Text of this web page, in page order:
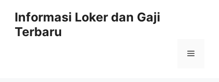
content
Informasi Loker dan Gaji
Terbaru
Menu